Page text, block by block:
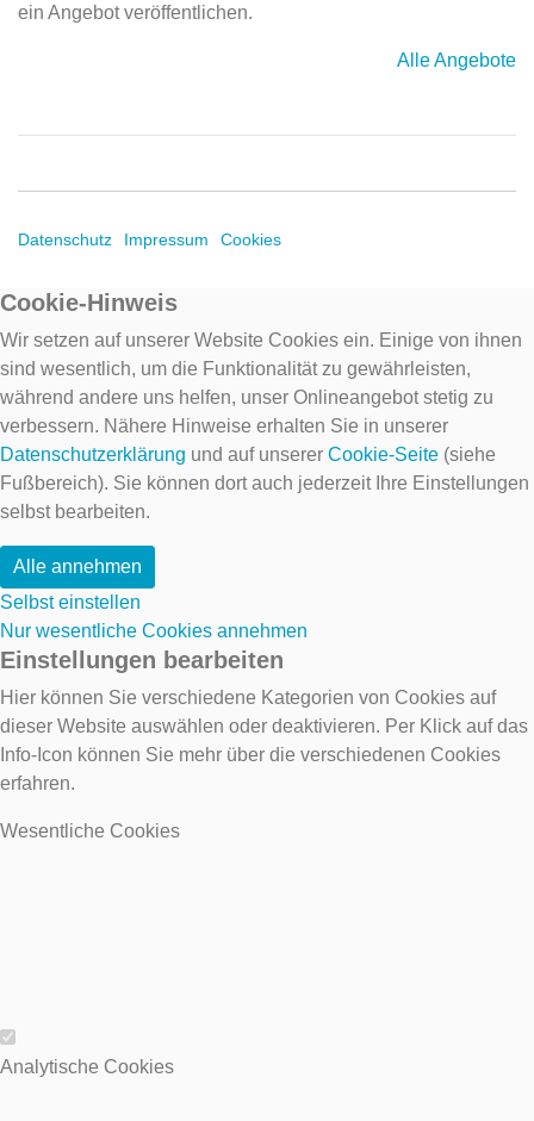
ein Angebot veröffentlichen.
Alle Angebote
Datenschutz Impressum Cookies
Cookie-Hinweis
Wir setzen auf unserer Website Cookies ein. Einige von ihnen
sind wesentlich, um die Funktionalität zu gewährleisten,
während andere uns helfen, unser Onlineangebot stetig zu
verbessern. Nähere Hinweise erhalten Sie in unserer
Datenschutzerklärung und auf unserer Cookie-Seite (siehe
Fußbereich). Sie können dort auch jederzeit Ihre Einstellungen
selbst bearbeiten.
Alle annehmen
Selbst einstellen
Nur wesentliche Cookies annehmen
Einstellungen bearbeiten
Hier können Sie verschiedene Kategorien von Cookies auf
dieser Website auswählen oder deaktivieren. Per Klick auf das
Info-Icon können Sie mehr über die verschiedenen Cookies
erfahren.
Wesentliche Cookies
Wesentliche Cookies
Analytische Cookies